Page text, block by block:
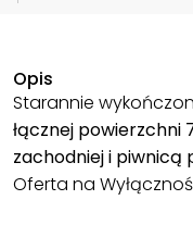
Opis
Starannie
łącznej powierzchni
zachodniej i piwnicą
Oferta na